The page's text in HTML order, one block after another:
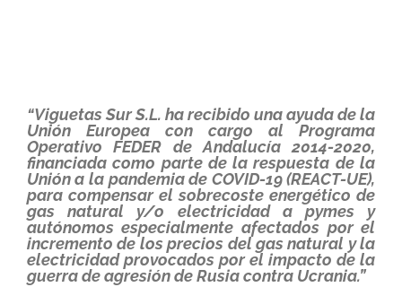
“Viguetas Sur S.L. ha recibido una ayuda de la
Unión Europea con cargo al Programa
Operativo FEDER de Andalucía 2014-2020,
financiada como parte de la respuesta de la
Unión a la pandemia de COVID-19 (REACT-UE),
para compensar el sobrecoste energético de
gas natural y/o electricidad a pymes y
autónomos especialmente afectados por el
incremento de los precios del gas natural y la
electricidad provocados por el impacto de la
guerra de agresión de Rusia contra Ucrania.”